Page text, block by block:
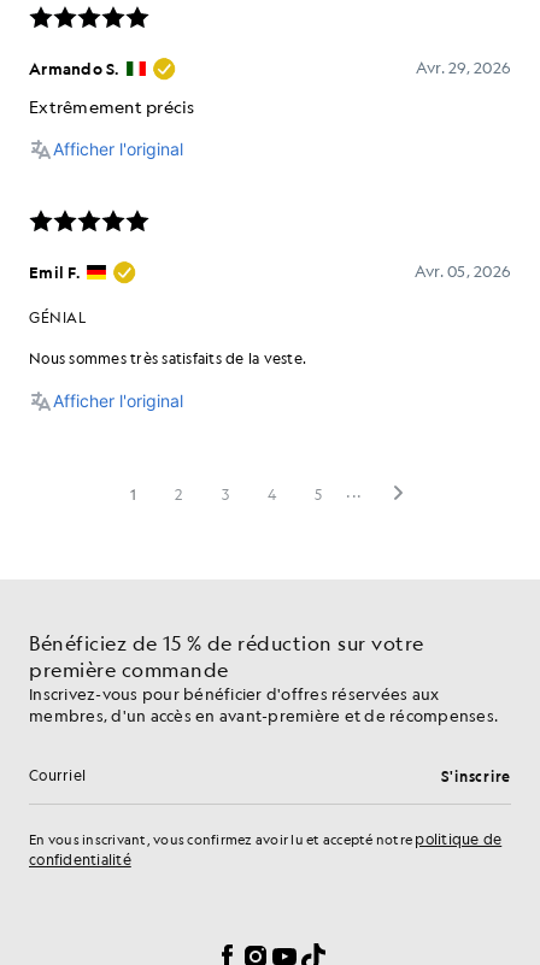
Bénéficiez de 15 % de réduction sur votre
première commande
Inscrivez-vous pour bénéficier d'offres réservées aux
membres, d'un accès en avant-première et de récompenses.
Adresse e-mail S'inscrire
En vous inscrivant, vous confirmez avoir lu et accepté notre politique de
confidentialité
Facebook
Instagram
YouTube
TikTok